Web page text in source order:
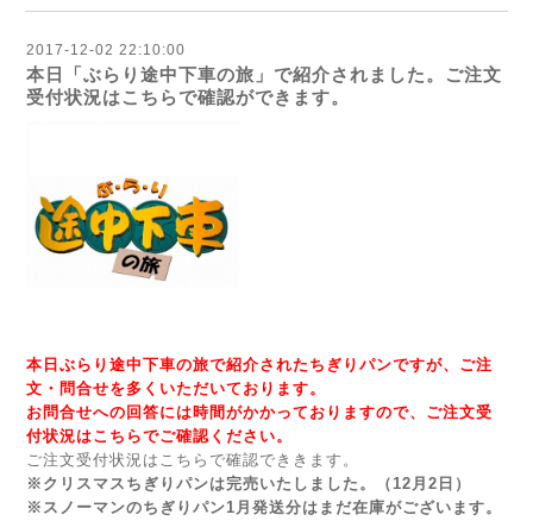
2017-12-02 22:10:00
本日「ぶらり途中下車の旅」で紹介されました。ご注文
受付状況はこちらで確認ができます。
本日ぶらり途中下車の旅で紹介されたちぎりパンですが、ご注
文・問合せを多くいただいております。
お問合せへの回答には時間がかかっておりますので、ご注文受
付状況はこちらでご確認ください。
ご注文受付状況はこちらで確認でききます。
※ クリスマスちぎりパンは完売いたしました。（12月2日）
※ スノーマンのちぎりパン1月発送分はまだ在庫がございます。